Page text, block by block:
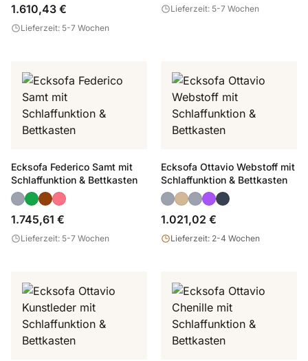
1.610,43 €
Lieferzeit: 5-7 Wochen
Lieferzeit: 5-7 Wochen
Ecksofa Federico Samt mit
Schlaffunktion & Bettkasten
1.745,61 €
Lieferzeit: 5-7 Wochen
Ecksofa Ottavio Webstoff mit
Schlaffunktion & Bettkasten
1.021,02 €
Lieferzeit: 2-4 Wochen